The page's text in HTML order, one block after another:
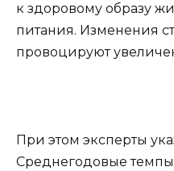
к здоровому образу
питания. Изменения
провоцируют
При этом эксперты
Среднегодовые темпы